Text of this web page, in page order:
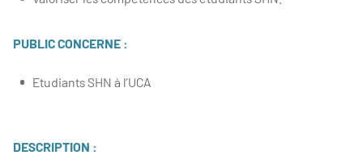
PUBLIC CONCERNE :
Etudiants SHN à l’UCA
DESCRIPTION :